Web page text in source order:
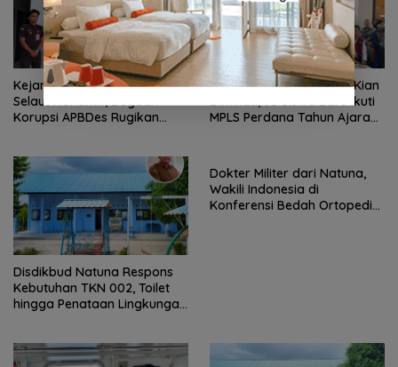
Kejari Natuna Tahan Kades
Selaut Nonaktif, Dugaan
Korupsi APBDes Rugikan
Sekolah Rakyat Natuna Kian
Diminati, 93 Siswa Baru Ikuti
MPLS Perdana Tahun Ajaran
Disdikbud Natuna Respons
Kebutuhan TKN 002, Toilet
hingga Penataan Lingkungan
Dokter Militer dari Natuna,
Wakili Indonesia di
Konferensi Bedah Ortopedi